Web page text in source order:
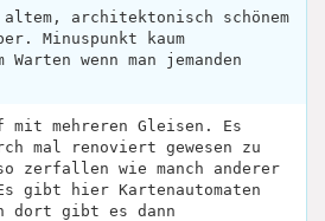
architektonisch schönem
Minuspunkt kaum
wenn man jemanden
mit mehreren Gleisen. Es
mal renoviert gewesen zu
zerfallen wie manch anderer
gibt hier Kartenautomaten
dort gibt es dann